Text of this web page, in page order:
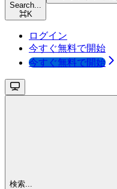
Search...
⌘K
ログイン
今すぐ無料で開始
今すぐ無料で開始
検索...